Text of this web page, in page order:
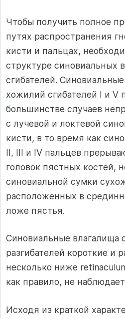
Чтобы получить полное
путях распространения
кисти и пальцах,
структуре синовиальных
сгибателей.
хожилий сгибателей I и V
большинстве случаев
с лучевой и локтевой
кисти, в то время как
II, III и IV пальцев
головок пястных костей,
синовиальной сумки
расположенных в
ложе пястья.
Синовиальные влагалища
разгибателей короткие и
несколько ниже
как прави­ло, не
Исходя из краткой